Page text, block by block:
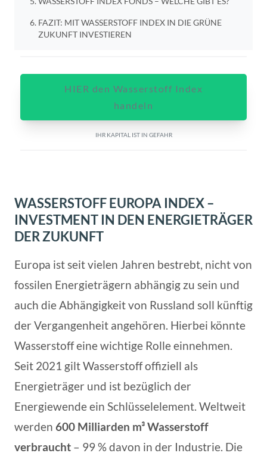
FAZIT: MIT WASSERSTOFF INDEX IN DIE GRÜNE
ZUKUNFT INVESTIEREN
HIER den Wasserstoff Index
handeln
IHR KAPITAL IST IN GEFAHR
WASSERSTOFF EUROPA INDEX –
INVESTMENT IN DEN ENERGIETRÄGER
DER ZUKUNFT
Europa ist seit vielen Jahren bestrebt, nicht von
fossilen Energieträgern abhängig zu sein und
auch die Abhängigkeit von Russland soll künftig
der Vergangenheit angehören. Hierbei könnte
Wasserstoff eine wichtige Rolle einnehmen.
Seit 2021 gilt Wasserstoff offiziell als
Energieträger und ist bezüglich der
Energiewende ein Schlüsselelement. Weltweit
werden 600 Milliarden m³ Wasserstoff
verbraucht – 99 % davon in der Industrie. Die